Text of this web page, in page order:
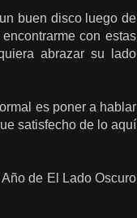
buen disco luego de
con estas
abrazar su lado
es poner a hablar
satisfecho de lo aquí
de El Lado Oscuro